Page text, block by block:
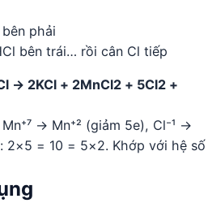
phải
bên trái… rồi cân Cl tiếp
→ 2KCl + 2MnCl2 + 5Cl2 +
→ Mn⁺² (giảm 5e), Cl⁻¹ →
2×5 = 10 = 5×2. Khớp với hệ số